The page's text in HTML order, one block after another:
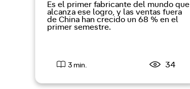
Es el primer fabricante del mundo que
alcanza ese logro, y las ventas fuera
de China han crecido un 68 % en el
primer semestre.
3 min. 34